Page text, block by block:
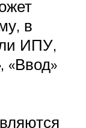
в
ИПУ,
«Ввод»